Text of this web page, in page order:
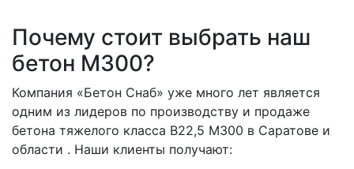
Почему стоит выбрать наш
бетон М300?
Компания «Бетон Снаб» уже много лет является
одним из лидеров по производству и продаже
бетона тяжелого класса В22,5 М300 в Саратове и
области . Наши клиенты получают: